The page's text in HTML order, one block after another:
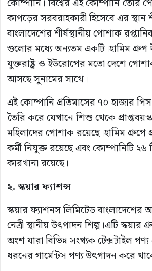
কোম্পানি। বিশ্বের এই কোম্পানি তৈরি
কাপড়ের সরবরাহকারী হিসেবে এর‌ স্থান
বাংলাদেশের শীর্ষস্থানীয় পোশাক
গুলোর মধ্যে অন্যতম একটি।হামিম গ্রুপ
যুক্তরাষ্ট্র ও ইউরোপের মতো দেশে
আসছে সুনামের সাথে।
এই কোম্পানি প্রতিমাসের ৭০ হাজার
তৈরি করে যেখানে শিশু থেকে
মহিলাদের পোশাক রয়েছে।হামিম গ্রুপে
কর্মী নিযুক্ত রয়েছে এবং কোম্পানিটি ২৬
কারখানা রয়েছে।
২. স্কয়ার ফ্যাশন্স
স্কয়ার ফ্যাশনস লিমিটেড বাংলাদেশের
নেত্রী স্থানীয় উৎপাদন শিল্প।এটি
অংশ যারা বিভিন্ন সংখ্যক টেক্সটাইল
ধরনের গার্মেন্টস পণ্য উৎপাদন করে